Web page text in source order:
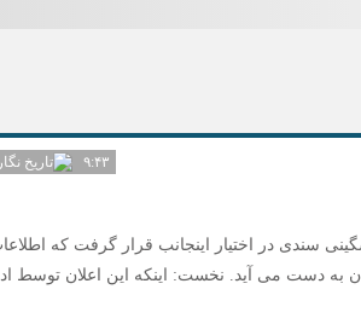
۹:۴۳
سندی در اختیار اینجانب قرار گرفت که
به دست می آید. نخست: اینکه این اعلان توسط